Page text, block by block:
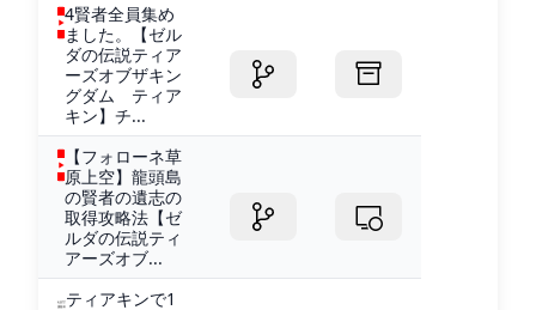
4賢者全員集め
ました。【ゼル
ダの伝説ティア
ーズオブザキン
グダム ティア
キン】チ...
【フォローネ草
原上空】龍頭島
の賢者の遺志の
取得攻略法【ゼ
ルダの伝説ティ
アーズオブ...
ティアキンで1